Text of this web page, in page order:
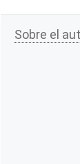
Sobre el